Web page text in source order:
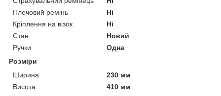
Плечовий ремінь
Ні
Кріплення на візок
Ні
Стан
Новий
Ручки
Одна
Розміри
Ширина
230 мм
Висота
410 мм